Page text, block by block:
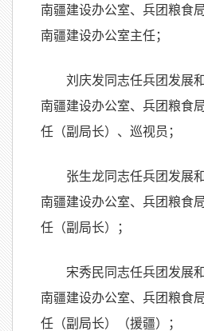
南疆建设办公室、兵团粮食
南疆建设办公室主任；
刘庆发同志任兵团发展
南疆建设办公室、兵团粮食
任（副局长）、巡视员；
张生龙同志任兵团发展
南疆建设办公室、兵团粮食
任（副局长）；
宋秀民同志任兵团发展
南疆建设办公室、兵团粮食
任（副局长）（援疆）；